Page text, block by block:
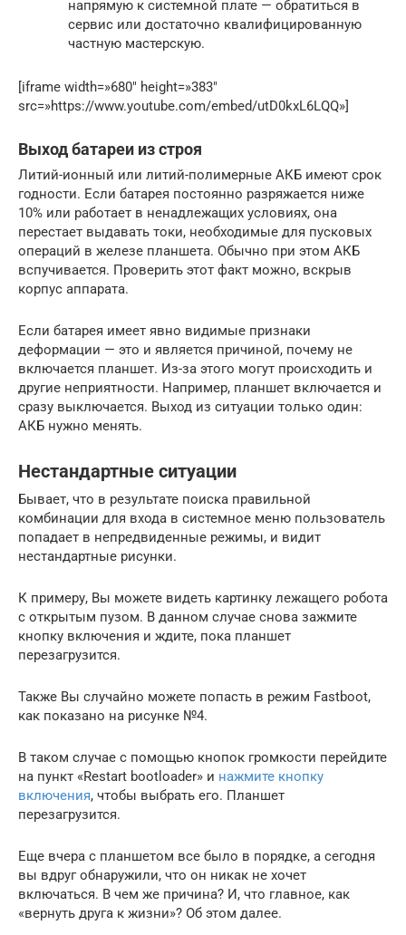
напрямую к системной плате — обратиться в
сервис или достаточно квалифицированную
частную мастерскую.
[iframe width=»680″ height=»383″
src=»https://www.youtube.com/embed/utD0kxL6LQQ»]
Выход батареи из строя
Литий-ионный или литий-полимерные АКБ имеют срок
годности. Если батарея постоянно разряжается ниже
10% или работает в ненадлежащих условиях, она
перестает выдавать токи, необходимые для пусковых
операций в железе планшета. Обычно при этом АКБ
вспучивается. Проверить этот факт можно, вскрыв
корпус аппарата.
Если батарея имеет явно видимые признаки
деформации — это и является причиной, почему не
включается планшет. Из-за этого могут происходить и
другие неприятности. Например, планшет включается и
сразу выключается. Выход из ситуации только один:
АКБ нужно менять.
Нестандартные ситуации
Бывает, что в результате поиска правильной
комбинации для входа в системное меню пользователь
попадает в непредвиденные режимы, и видит
нестандартные рисунки.
К примеру, Вы можете видеть картинку лежащего робота
с открытым пузом. В данном случае снова зажмите
кнопку включения и ждите, пока планшет
перезагрузится.
Также Вы случайно можете попасть в режим Fastboot,
как показано на рисунке №4.
В таком случае с помощью кнопок громкости перейдите
на пункт «Restart bootloader» и нажмите кнопку
включения, чтобы выбрать его. Планшет
перезагрузится.
Еще вчера с планшетом все было в порядке, а сегодня
вы вдруг обнаружили, что он никак не хочет
включаться. В чем же причина? И, что главное, как
«вернуть друга к жизни»? Об этом далее.